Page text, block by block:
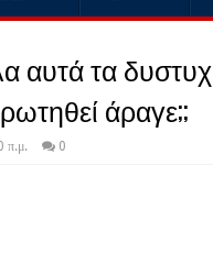
αυτά τα
άραγε;;
π.μ. 0